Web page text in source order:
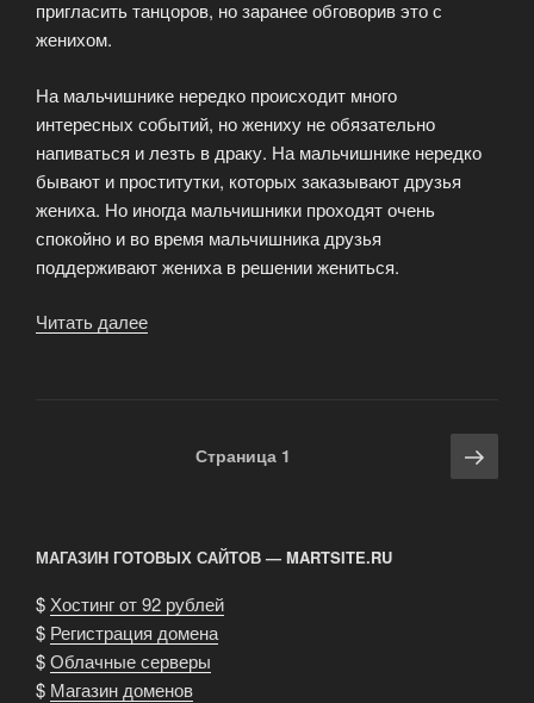
пригласить танцоров, но заранее обговорив это с
женихом.
На мальчишнике нередко происходит много
интересных событий, но жениху не обязательно
напиваться и лезть в драку. На мальчишнике нередко
бывают и проститутки, которых заказывают друзья
жениха. Но иногда мальчишники проходят очень
спокойно и во время мальчишника друзья
поддерживают жениха в решении жениться.
Читать далее
Страница 1
МАГАЗИН ГОТОВЫХ САЙТОВ — MARTSITE.RU
$ Хостинг от 92 рублей
$ Регистрация домена
$Облачные серверы
$ Магазин доменов